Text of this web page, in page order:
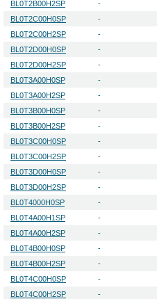
BL0T2B00H2SP
-
BL0T2C00H0SP
-
BL0T2C00H2SP
-
BL0T2D00H0SP
-
BL0T2D00H2SP
-
BL0T3A00H0SP
-
BL0T3A00H2SP
-
BL0T3B00H0SP
-
BL0T3B00H2SP
-
BL0T3C00H0SP
-
BL0T3C00H2SP
-
BL0T3D00H0SP
-
BL0T3D00H2SP
-
BL0T4000H0SP
-
BL0T4A00H1SP
-
BL0T4A00H2SP
-
BL0T4B00H0SP
-
BL0T4B00H2SP
-
BL0T4C00H0SP
-
BL0T4C00H2SP
-